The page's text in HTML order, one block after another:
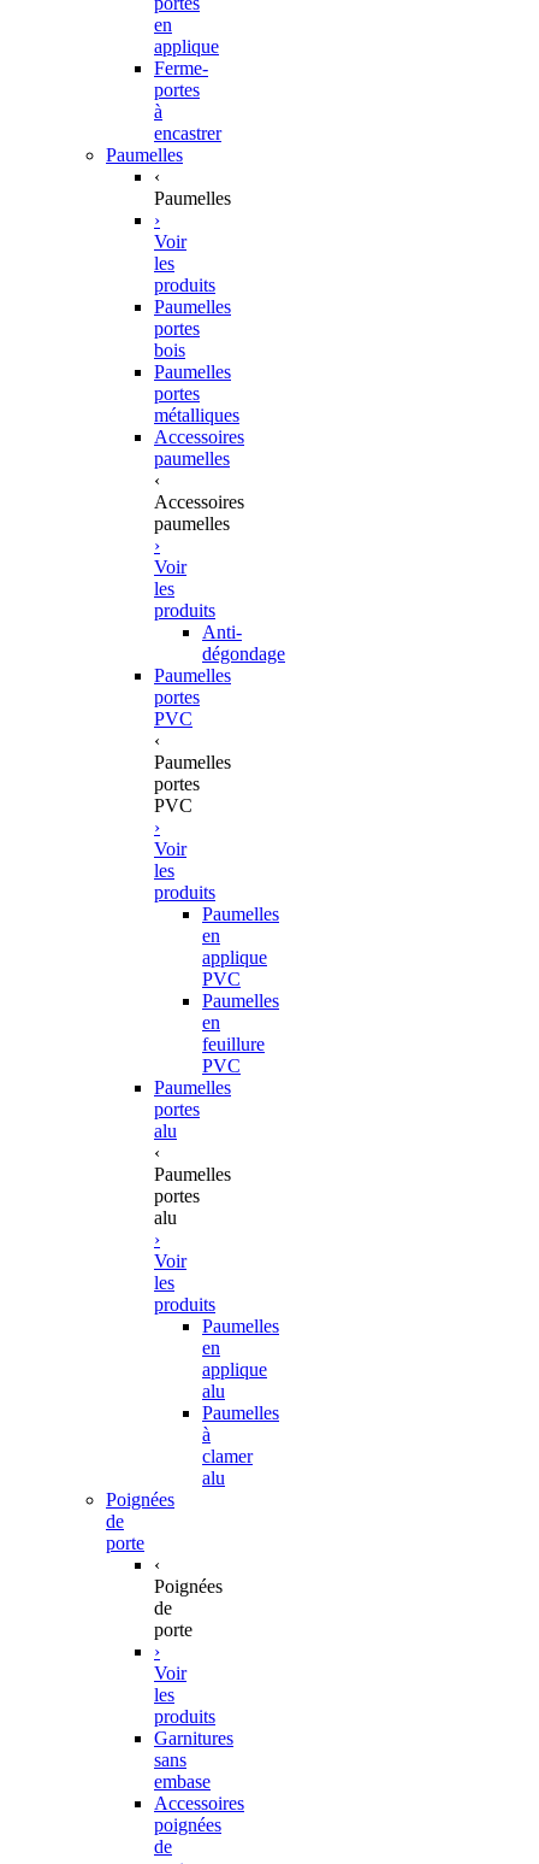
en
applique
Ferme-
portes
à
encastrer
Paumelles
‹
Paumelles
›
Voir
les
produits
Paumelles
portes
bois
Paumelles
portes
métalliques
Accessoires
paumelles
‹
Accessoires
paumelles
›
Voir
les
produits
Anti-
dégondage
Paumelles
portes
PVC
‹
Paumelles
portes
PVC
›
Voir
les
produits
Paumelles
en
applique
PVC
Paumelles
en
feuillure
PVC
Paumelles
portes
alu
‹
Paumelles
portes
alu
›
Voir
les
produits
Paumelles
en
applique
alu
Paumelles
à
clamer
alu
Poignées
de
porte
‹
Poignées
de
porte
›
Voir
les
produits
Garnitures
sans
embase
Accessoires
poignées
de